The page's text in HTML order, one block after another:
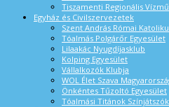
Tiszamenti Regionális
Egyház és Civilszervezetek
Szent András Római
Tóalmás Polgárőr Egyesület
Lilaakác Nyugdíjasklub
Kolping Egyesület
Vállalkozók Klubja
WOL Élet Szava
Önkéntes Tűzoltó Egyesület
Tóalmási Titánok